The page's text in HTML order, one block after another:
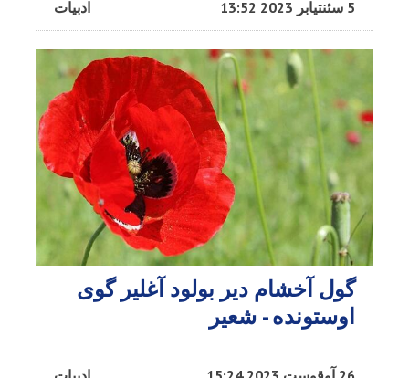
ادبیات 5 سئنتیابر 2023 13:52
گول آخشام دیر بولود آغلیر گوی
اوستونده - شعیر